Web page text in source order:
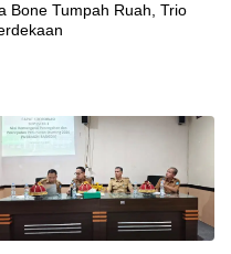
Bone Tumpah Ruah, Trio